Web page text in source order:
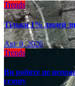
Trends
Тільки 1% людей
Авг 9, 2026
Trends
Ви робите це
сезону